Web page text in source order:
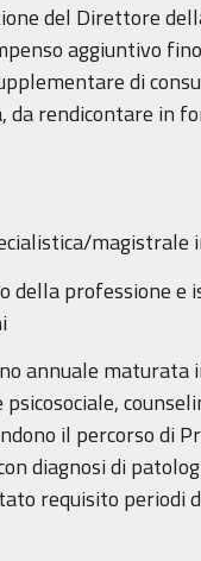
del Direttore
aggiuntivo
di
da rendicontare in
magistrale
della professione e
annuale maturata
il percorso di
diagnosi di
requisito periodi